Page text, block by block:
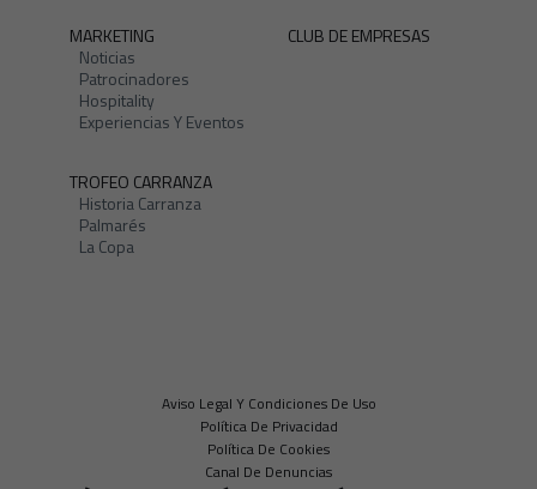
MARKETING
Noticias
Patrocinadores
Hospitality
Experiencias Y Eventos
CLUB DE EMPRESAS
TROFEO CARRANZA
Historia Carranza
Palmarés
La Copa
Aviso Legal Y Condiciones De Uso
Política De Privacidad
Política De Cookies
Canal De Denuncias